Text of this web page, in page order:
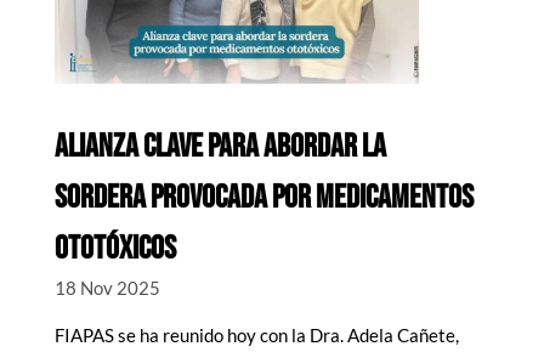
ALIANZA CLAVE PARA ABORDAR LA
SORDERA PROVOCADA POR MEDICAMENTOS
OTOTÓXICOS
18 Nov 2025
FIAPAS se ha reunido hoy con la Dra. Adela Cañete,